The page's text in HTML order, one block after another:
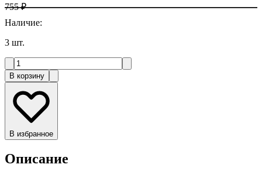
755 ₽
Наличие:
3 шт.
В корзину
В избранное
Описание